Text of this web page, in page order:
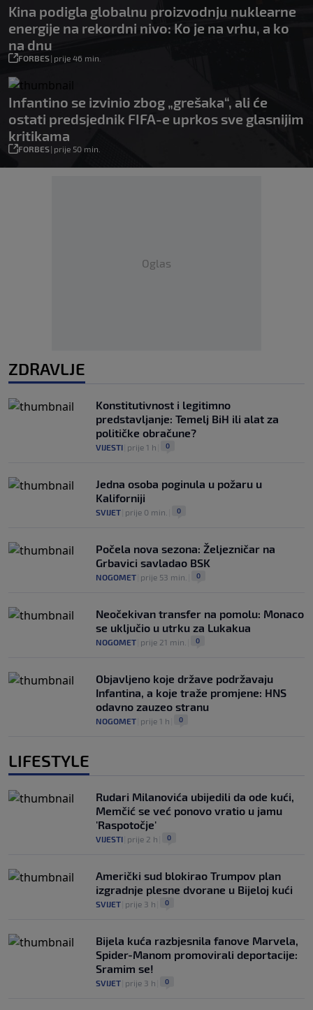
Kina podigla globalnu proizvodnju nuklearne
energije na rekordni nivo: Ko je na vrhu, a ko
na dnu
FORBES| prije 46 min.
Infantino se izvinio zbog „grešaka“, ali će
ostati predsjednik FIFA-e uprkos sve glasnijim
kritikama
FORBES| prije 50 min.
Oglas
ZDRAVLJE
Konstitutivnost i legitimno
predstavljanje: Temelj BiH ili alat za
političke obračune?
VIJESTI prije 1 h 0
Jedna osoba poginula u požaru u
Kaliforniji
SVIJET prije 0 min. 0
Počela nova sezona: Željezničar na
Grbavici savladao BSK
NOGOMET prije 53 min. 0
Neočekivan transfer na pomolu: Monaco
se uključio u utrku za Lukakua
NOGOMET prije 21 min. 0
Objavljeno koje države podržavaju
Infantina, a koje traže promjene: HNS
odavno zauzeo stranu
NOGOMET prije 1 h 0
LIFESTYLE
Rudari Milanovića ubijedili da ode kući,
Memčić se već ponovo vratio u jamu
'Raspotočje'
VIJESTI prije 2 h 0
Američki sud blokirao Trumpov plan
izgradnje plesne dvorane u Bijeloj kući
SVIJET prije 3 h 0
Bijela kuća razbjesnila fanove Marvela,
Spider-Manom promovirali deportacije:
Sramim se!
SVIJET prije 3 h 0